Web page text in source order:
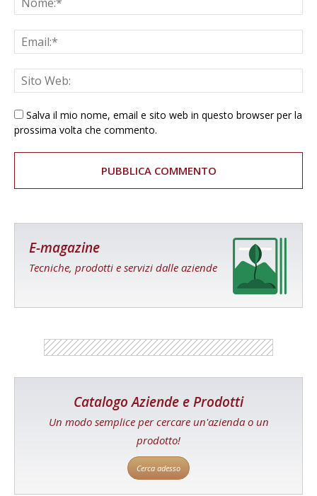
Salva il mio nome, email e sito web in questo browser per la
prossima volta che commento.
E-magazine
Tecniche, prodotti e servizi dalle aziende
Catalogo Aziende e Prodotti
Un modo semplice per cercare un'azienda o un
prodotto!
Cerca adesso